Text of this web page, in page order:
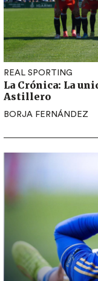
REAL SPORTING
La Crónica: La
Astillero
BORJA FERNÁNDEZ